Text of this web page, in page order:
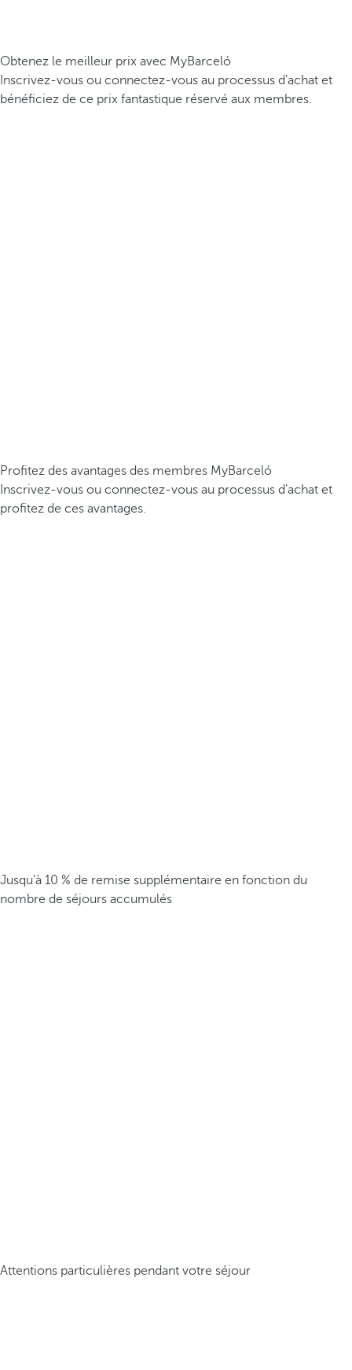
Obtenez le meilleur prix avec MyBarceló
Inscrivez-vous ou connectez-vous au processus d’achat et
bénéficiez de ce prix fantastique réservé aux membres.
Profitez des avantages des membres MyBarceló
Inscrivez-vous ou connectez-vous au processus d’achat et
profitez de ces avantages.
Jusqu’à 10 % de remise supplémentaire en fonction du
nombre de séjours accumulés
Attentions particulières pendant votre séjour